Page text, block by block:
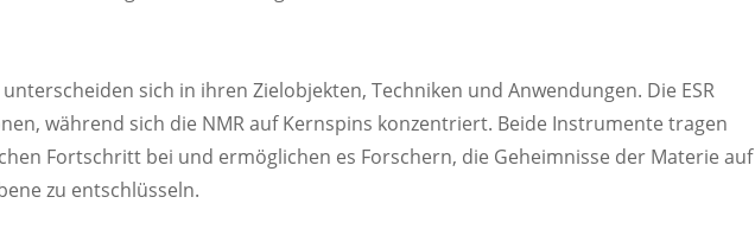
sich in ihren Zielobjekten, Techniken und Anwendungen. Die ESR
während sich die NMR auf Kernspins konzentriert. Beide Instrumente tragen
Fortschritt bei und ermöglichen es Forschern, die Geheimnisse der Materie auf
zu entschlüsseln.